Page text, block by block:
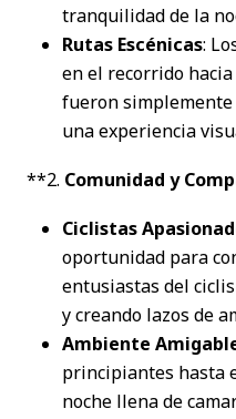
tranquilidad de la
Rutas Escénicas:
en el recorrido
fueron simplemente
una experiencia
**2. Comunidad y
Ciclistas
oportunidad para
entusiastas del
y creando lazos de
Ambiente
principiantes hasta
noche llena de